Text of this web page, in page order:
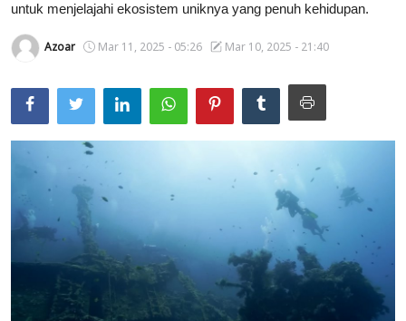
Kisah
Usadha
Indonesia
untuk menjelajahi ekosistem uniknya yang penuh kehidupan.
Azoar Mar 11, 2025 - 05:26 Mar 10, 2025 - 21:40